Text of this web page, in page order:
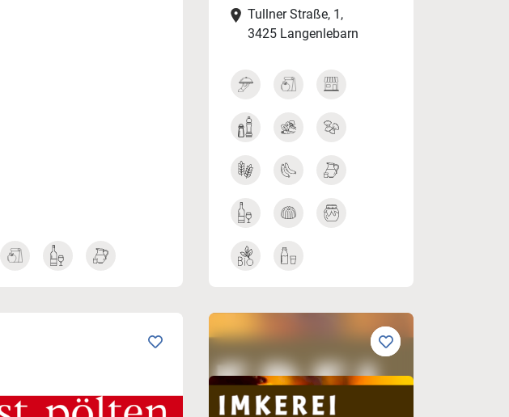
Tullner Straße, 1,
3425 Langenlebarn